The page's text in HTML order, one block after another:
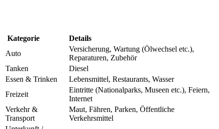
Kategorie
Details
Auto
Versicherung, Wartung (Ölwechsel etc.),
Reparaturen, Zubehör
Tanken
Diesel
Essen & Trinken
Lebensmittel, Restaurants, Wasser
Freizeit
Eintritte (Nationalparks, Museen etc.), Feiern,
Internet
Verkehr &
Transport
Maut, Fähren, Parken, Öffentliche
Verkehrsmittel